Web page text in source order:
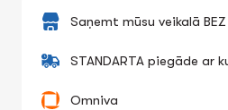
Saņemt mūsu veikalā BEZ
STANDARTA piegāde ar
Omniva